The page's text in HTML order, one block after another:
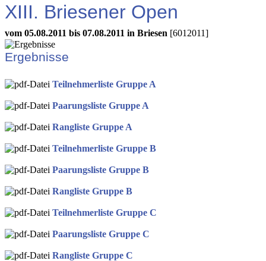
XIII. Briesener Open
vom 05.08.2011 bis 07.08.2011 in Briesen [6012011]
Ergebnisse
Teilnehmerliste Gruppe A
Paarungsliste Gruppe A
Rangliste Gruppe A
Teilnehmerliste Gruppe B
Paarungsliste Gruppe B
Rangliste Gruppe B
Teilnehmerliste Gruppe C
Paarungsliste Gruppe C
Rangliste Gruppe C